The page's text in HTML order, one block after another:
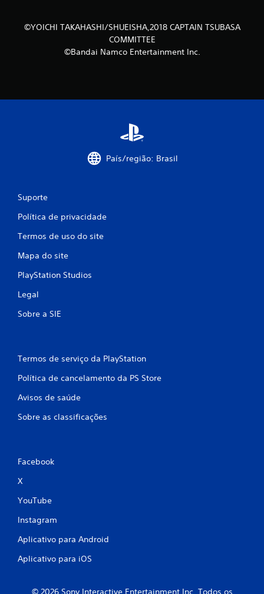
©YOICHI TAKAHASHI/SHUEISHA,2018 CAPTAIN TSUBASA
COMMITTEE
©Bandai Namco Entertainment Inc.
País/região: Brasil
Suporte
Política de privacidade
Termos de uso do site
Mapa do site
PlayStation Studios
Legal
Sobre a SIE
Termos de serviço da PlayStation
Política de cancelamento da PS Store
Avisos de saúde
Sobre as classificações
Facebook
X
YouTube
Instagram
Aplicativo para Android
Aplicativo para iOS
© 2026 Sony Interactive Entertainment Inc. Todos os